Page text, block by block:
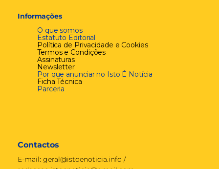
Informações
O que somos
Estatuto Editorial
Política de Privacidade e Cookies
Termos e Condições
Assinaturas
Newsletter
Por que anunciar no Isto É Notícia
Ficha Técnica
Parceria
Contactos
E-mail: geral@istoenoticia.info /